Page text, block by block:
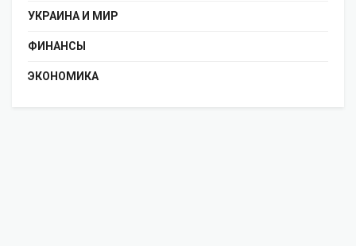
УКРАИНА И МИР
ФИНАНСЫ
ЭКОНОМИКА